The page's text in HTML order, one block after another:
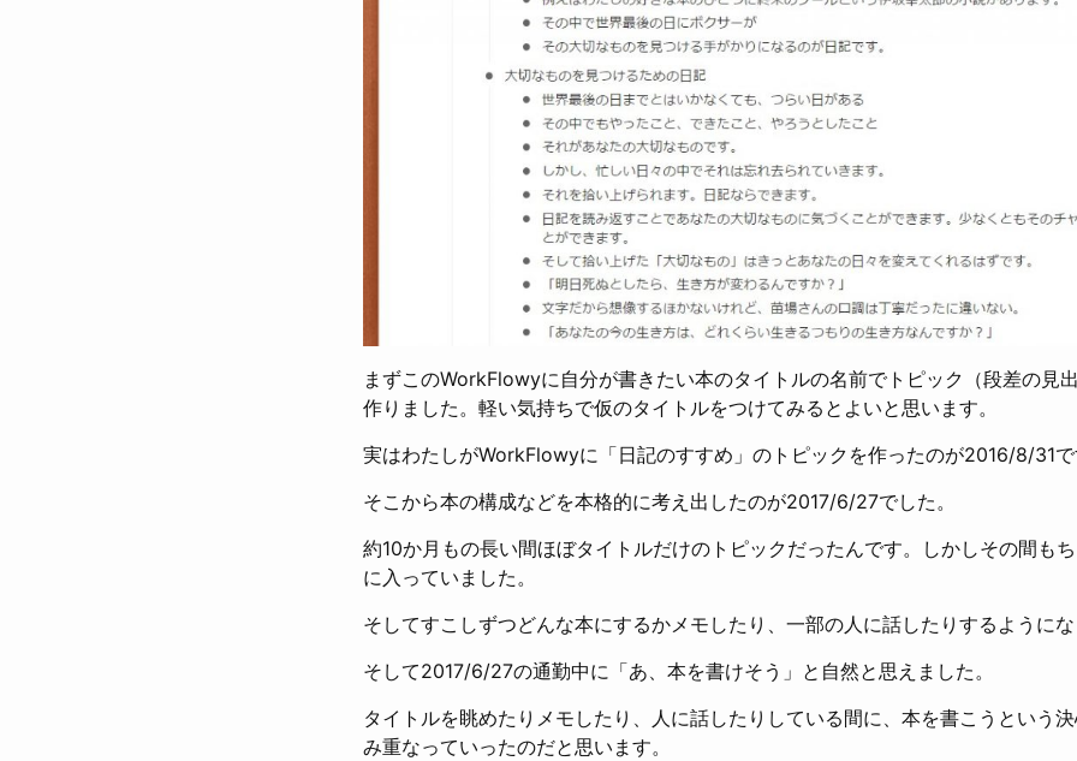
まずこのWorkFlowyに自分が書きたい本のタイトルの名前でトピック（段差の見
作りました。軽い気持ちで仮のタイトルをつけてみるとよいと思います。
実はわたしがWorkFlowyに「日記のすすめ」のトピックを作ったのが2016/8/31で
そこから本の構成などを本格的に考え出したのが2017/6/27でした。
約10か月もの長い間ほぼタイトルだけのトピックだったんです。しかしその間も
に入っていました。
そしてすこしずつどんな本にするかメモしたり、一部の人に話したりするようにな
そして2017/6/27の通勤中に「あ、本を書けそう」と自然と思えました。
タイトルを眺めたりメモしたり、人に話したりしている間に、本を書こうという
み重なっていったのだと思います。